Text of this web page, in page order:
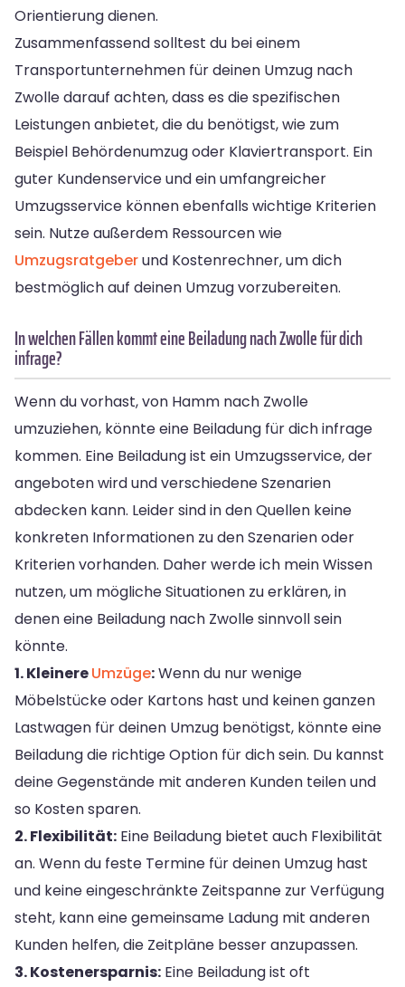
Orientierung dienen.
Zusammenfassend solltest du bei einem
Transportunternehmen für deinen Umzug nach
Zwolle darauf achten, dass es die spezifischen
Leistungen anbietet, die du benötigst, wie zum
Beispiel Behördenumzug oder Klaviertransport. Ein
guter Kundenservice und ein umfangreicher
Umzugsservice können ebenfalls wichtige Kriterien
sein. Nutze außerdem Ressourcen wie
Umzugsratgeberund Kostenrechner, um dich
bestmöglich auf deinen Umzug vorzubereiten.
In welchen Fällen kommt eine Beiladung nach Zwolle für dich
infrage?
Wenn du vorhast, von Hamm nach Zwolle
umzuziehen, könnte eine Beiladung für dich infrage
kommen. Eine Beiladung ist ein Umzugsservice, der
angeboten wird und verschiedene Szenarien
abdecken kann. Leider sind in den Quellen keine
konkreten Informationen zu den Szenarien oder
Kriterien vorhanden. Daher werde ich mein Wissen
nutzen, um mögliche Situationen zu erklären, in
denen eine Beiladung nach Zwolle sinnvoll sein
könnte.
1. KleinereUmzüge:Wenn du nur wenige
Möbelstücke oder Kartons hast und keinen ganzen
Lastwagen für deinen Umzug benötigst, könnte eine
Beiladung die richtige Option für dich sein. Du kannst
deine Gegenstände mit anderen Kunden teilen und
so Kosten sparen.
2. Flexibilität: Eine Beiladung bietet auch Flexibilität
an. Wenn du feste Termine für deinen Umzug hast
und keine eingeschränkte Zeitspanne zur Verfügung
steht, kann eine gemeinsame Ladung mit anderen
Kunden helfen, die Zeitpläne besser anzupassen.
3. Kostenersparnis: Eine Beiladung ist oft